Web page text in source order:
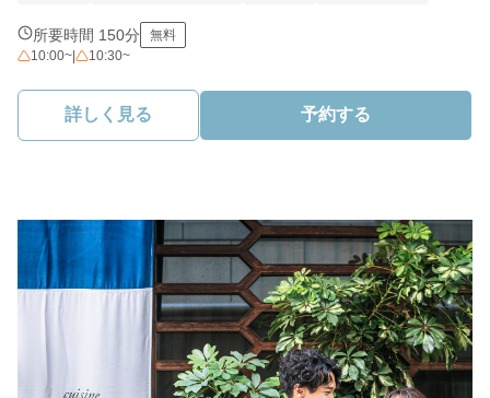
所要時間 150分
無料
10:00~
10:30~
詳しく見る 予約する